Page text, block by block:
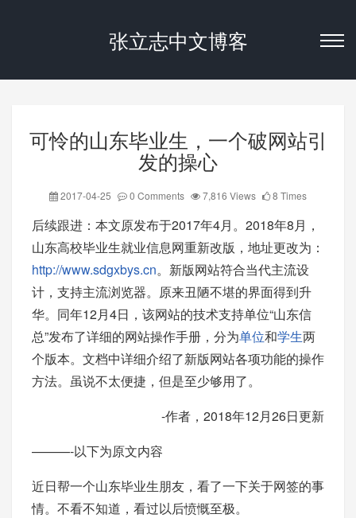
张立志中文博客
可怜的山东毕业生，一个破网站引
发的操心
2017-04-25 0 Comments 7,816 Views 8 Times
后续跟进：本文原发布于2017年4月。2018年8月，
山东高校毕业生就业信息网重新改版，地址更改为：
http://www.sdgxbys.cn。新版网站符合当代主流设
计，支持主流浏览器。原来丑陋不堪的界面得到升
华。同年12月4日，该网站的技术支持单位“山东信
总”发布了详细的网站操作手册，分为单位和学生两
个版本。文档中详细介绍了新版网站各项功能的操作
方法。虽说不太便捷，但是至少够用了。
-作者，2018年12月26日更新
———-以下为原文内容
近日帮一个山东毕业生朋友，看了一下关于网签的事
情。不看不知道，看过以后愤慨至极。